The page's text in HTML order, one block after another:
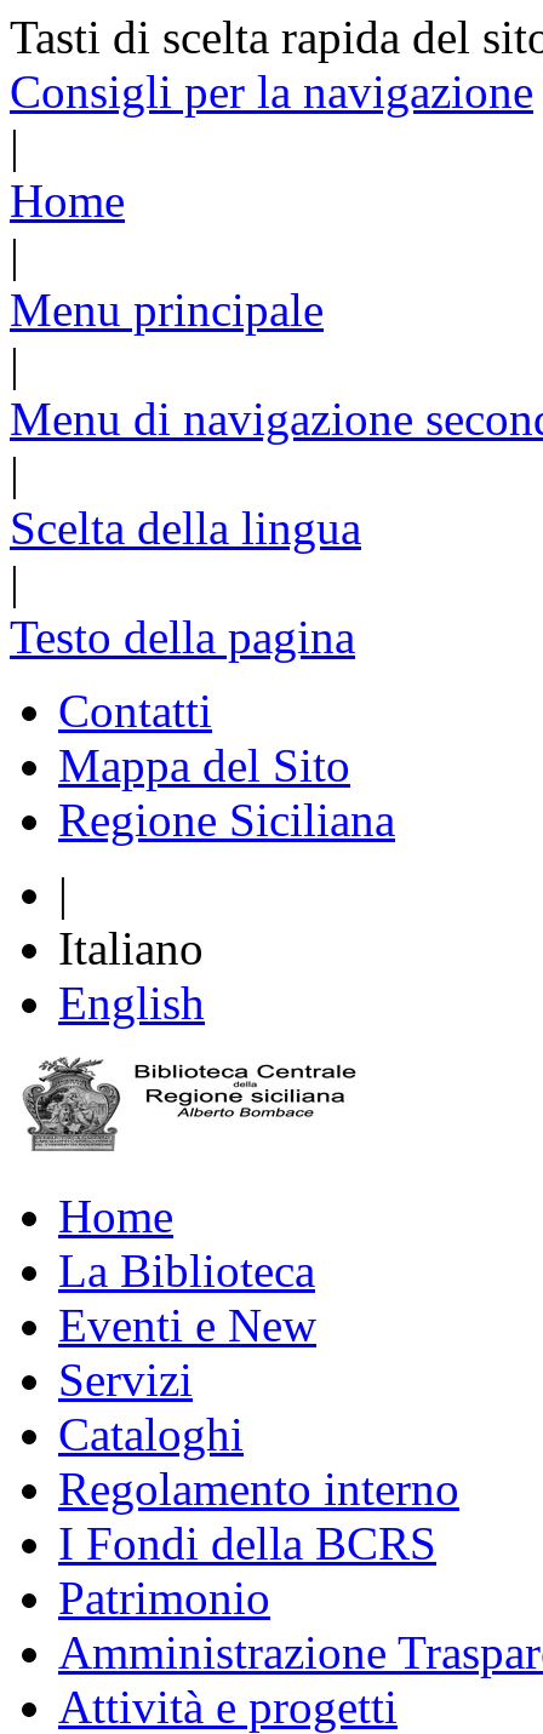
Tasti di scelta rapida del
Consigli per la navigazione
|
Home
|
Menu principale
|
Menu di navigazione
|
Scelta della lingua
|
Testo della pagina
Contatti
Mappa del Sito
Regione Siciliana
|
Italiano
English
Home
La Biblioteca
Eventi e New
Servizi
Cataloghi
Regolamento interno
I Fondi della BCRS
Patrimonio
Amministrazione
Attività e progetti